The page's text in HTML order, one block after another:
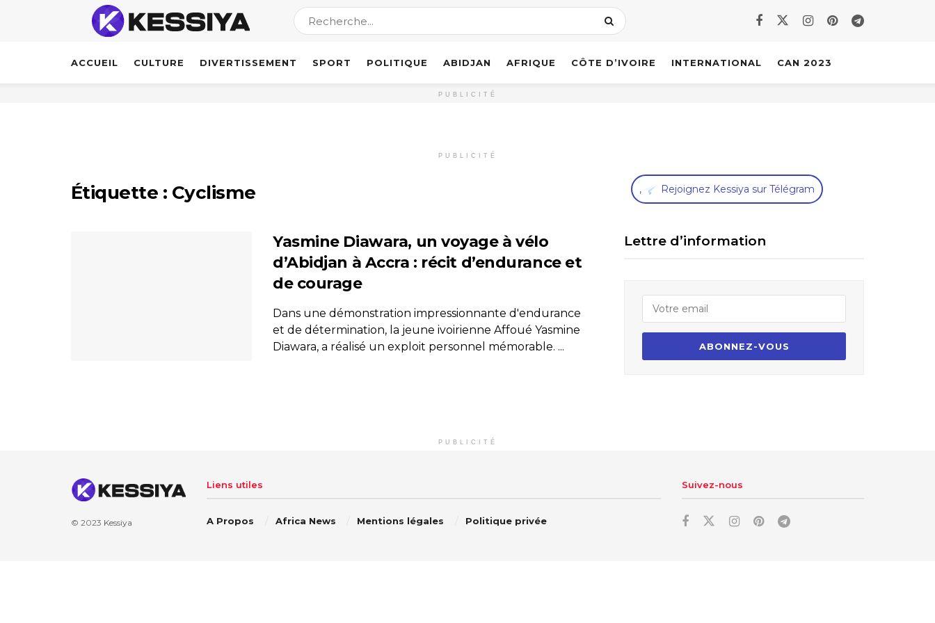
ACCUEIL CULTURE DIVERTISSEMENT SPORT POLITIQUE ABIDJAN AFRIQUE CÔTE D’IVOIRE INTERNATIONAL CAN 2023
PUBLICITÉ
PUBLICITÉ
Étiquette : Cyclisme
Yasmine Diawara, un voyage à vélo
d’Abidjan à Accra : récit d’endurance et
de courage
Dans une démonstration impressionnante d'endurance
et de détermination, la jeune ivoirienne Affoué Yasmine
Diawara, a réalisé un exploit personnel mémorable. ...
, Rejoignez Kessiya sur Télégram
Lettre d’information
PUBLICITÉ
© 2023 Kessiya
Liens utiles
A Propos Africa News Mentions légales Politique privée
Suivez-nous